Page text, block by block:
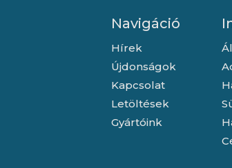
Navigáció
Hírek
Újdonságok
Kapcsolat
Letöltések
Gyártóink